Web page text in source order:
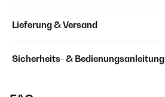
Lieferung & Versand
Sicherheits- & Bedienungsanleitung